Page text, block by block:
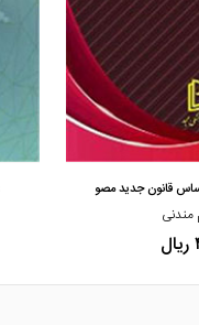
قانون جدید مصو
مندنی